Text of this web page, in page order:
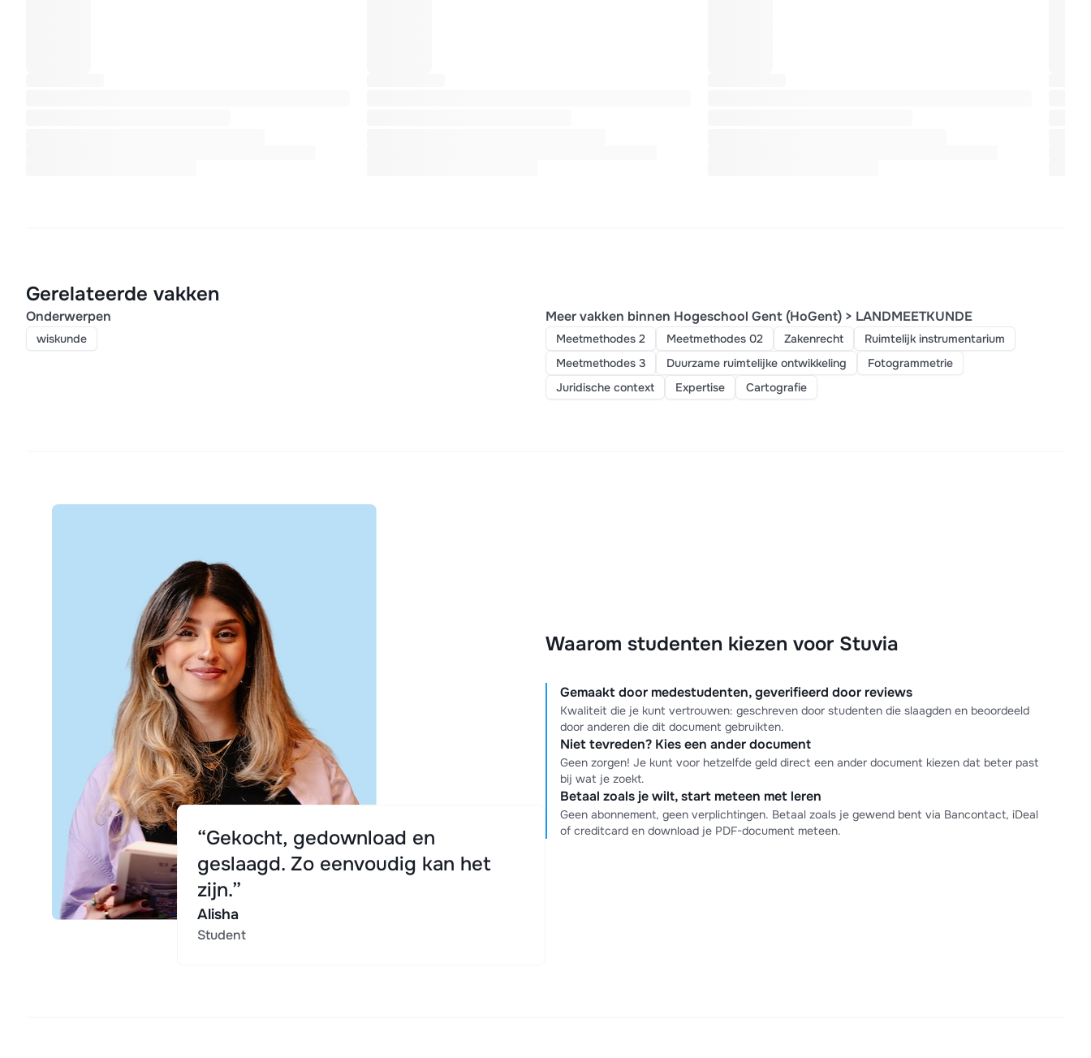
Gerelateerde vakken
Onderwerpen
wiskunde
Meer vakken binnen Hogeschool Gent (HoGent) > LANDMEETKUNDE
Meetmethodes 2 Meetmethodes 02 Zakenrecht
Ruimtelijk instrumentarium
Meetmethodes 3
Duurzame ruimtelijke ontwikkeling
Fotogrammetrie
Juridische context
Expertise Cartografie
Waarom studenten kiezen voor Stuvia
Gemaakt door medestudenten, geverifieerd door reviews
Kwaliteit die je kunt vertrouwen: geschreven door studenten die slaagden en beoordeeld
door anderen die dit document gebruikten.
Niet tevreden? Kies een ander document
Geen zorgen! Je kunt voor hetzelfde geld direct een ander document kiezen dat beter past
bij wat je zoekt.
Betaal zoals je wilt, start meteen met leren
Geen abonnement, geen verplichtingen. Betaal zoals je gewend bent via Bancontact, iDeal
of creditcard en download je PDF-document meteen.
“Gekocht, gedownload en
geslaagd. Zo eenvoudig kan het
zijn.”
Alisha
Student